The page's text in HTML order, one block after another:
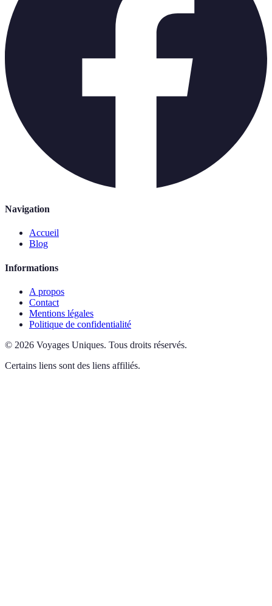
Navigation
Accueil
Blog
Informations
A propos
Contact
Mentions légales
Politique de confidentialité
© 2026 Voyages Uniques. Tous droits réservés.
Certains liens sont des liens affiliés.